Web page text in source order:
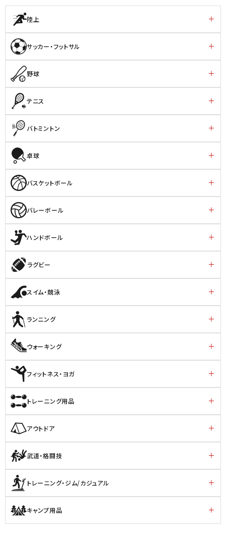
陸上
サッカー・フットサル
野球
テニス
バトミントン
卓球
バスケットボール
バレーボール
ハンドボール
ラグビー
スイム・競泳
ランニング
ウォーキング
フィットネス・ヨガ
トレーニング用品
アウトドア
武道・格闘技
トレーニング・ジム/カジュアル
キャンプ用品